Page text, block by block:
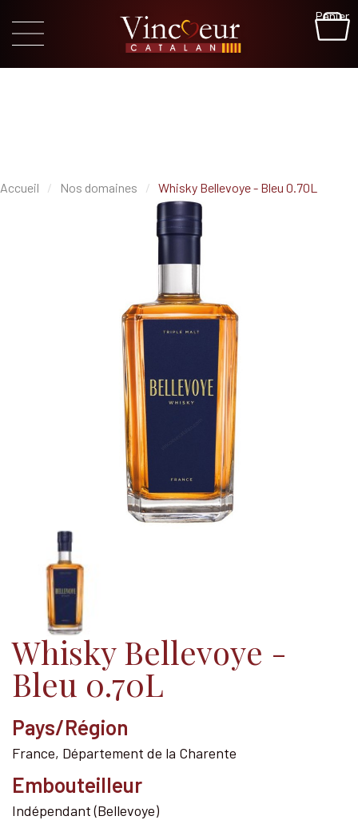
Panier
Accueil Nos domaines Whisky Bellevoye - Bleu 0.70L
Whisky Bellevoye -
Bleu 0.70L
Pays/Région
France, Département de la Charente
Embouteilleur
Indépendant (Bellevoye)